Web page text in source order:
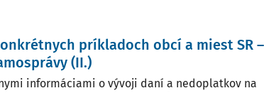
príkladoch obcí a miest SR –
(II.)
informáciami o vývoji daní a nedoplatkov na